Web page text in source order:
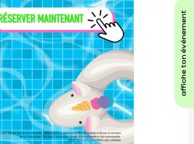
affiche ton événement